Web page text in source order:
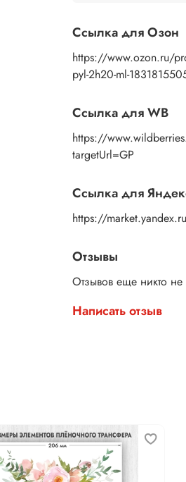
Ссылка для Озон
https://www.ozon.ru/
pyl-2h20-ml-
Ссылка для WB
https://
targetUrl=GP
Ссылка для
https://
Отзывы
Отзывов еще никто не
Написать отзыв